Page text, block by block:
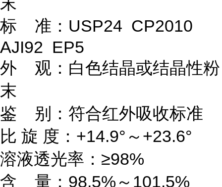
标 准：USP24 CP2010
AJI92 EP5
外 观：白色结晶或结晶性粉
末
鉴 别：符合红外吸收标准
比 旋 度：+14.9°～+23.6°
溶液透光率：≥98%
含 量：98.5%～101.5%